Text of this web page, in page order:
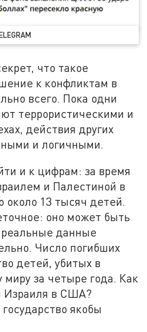
что такое
к конфликтам в
всего. Пока одни
террористическими и
действия других
и логичными.
и к цифрам: за время
и Палестиной в
около 13 тысяч детей.
оно может быть
данные
Число погибших
детей, убитых в
миру за четыре года. Как
Израиля в США?
якобы